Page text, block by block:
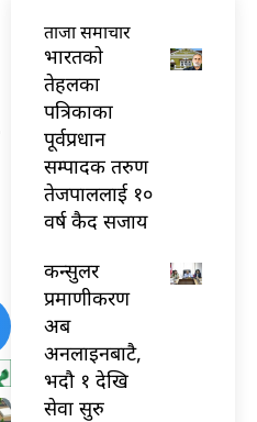
ताजा समाचार
भारतकाे
तेहलका
पत्रिकाका
पूर्वप्रधान
सम्पादक तरुण
तेजपाललाई १०
वर्ष कैद सजाय
कन्सुलर
प्रमाणीकरण
अब
अनलाइनबाटै,
भदौ १ देखि
सेवा सुरु